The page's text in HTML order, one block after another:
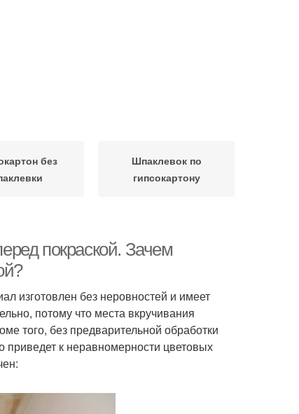
без
Шпаклевок по
гипсокартону
покраской. Зачем
изготовлен без неровностей и имеет
потому что места вкручивания
того, без предварительной обработки
приведет к неравномерности цветовых